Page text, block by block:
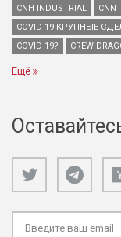
CNH INDUSTRIAL
CNN
COVID-19 КРУПНЫЕ
COVID-19?
CREW
Ещё